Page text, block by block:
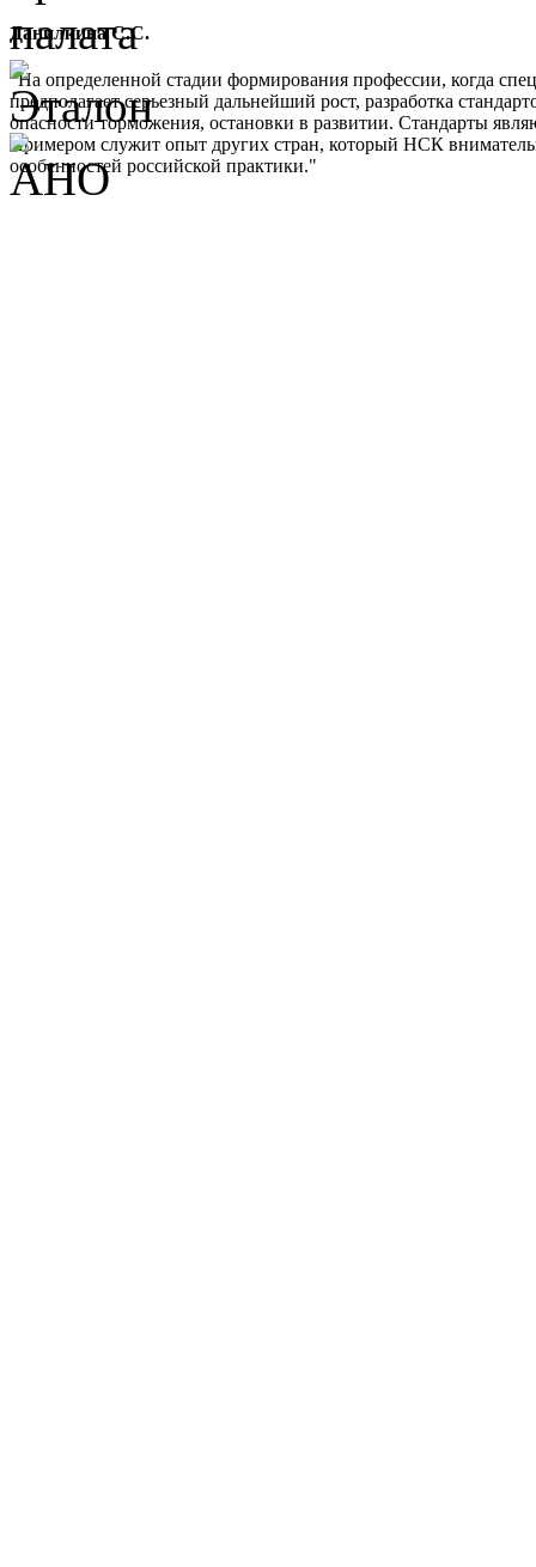
Данилкина С.С.
"На определенной стадии формирования профессии, когда
предполагает серьезный дальнейший рост, разработка
опасности торможения, остановки в развитии. Стандарты
Примером служит опыт других стран, который НСК
особенностей российской практики."